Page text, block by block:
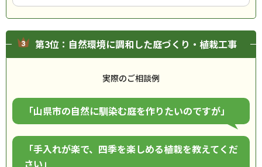
第3位：自然環境に調和した庭づくり・植栽工事
実際のご相談例
「山県市の自然に馴染む庭を作りたいのですが」
「手入れが楽で、四季を楽しめる植栽を教えてくだ
さい」